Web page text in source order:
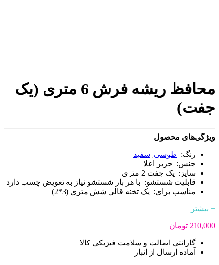
محافظ ریشه فرش 6 متری (یک
جفت)
ویژگی‌های محصول
رنگ: طوسی, سفید
جنس: حریر اعلا
سایز: یک جفت 2 متری
قابلیت شستشو: با هر بار شستشو نیاز به تعویض چسب دارد
مناسب برای: یک تخته قالی شش متری (3*2)
+ بیشتر
210,000 تومان
گارانتی اصالت و سلامت فیزیکی کالا
آماده ارسال از انبار